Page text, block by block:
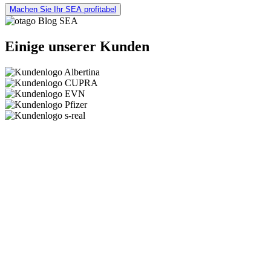
Machen Sie Ihr SEA profitabel
Einige unserer Kunden